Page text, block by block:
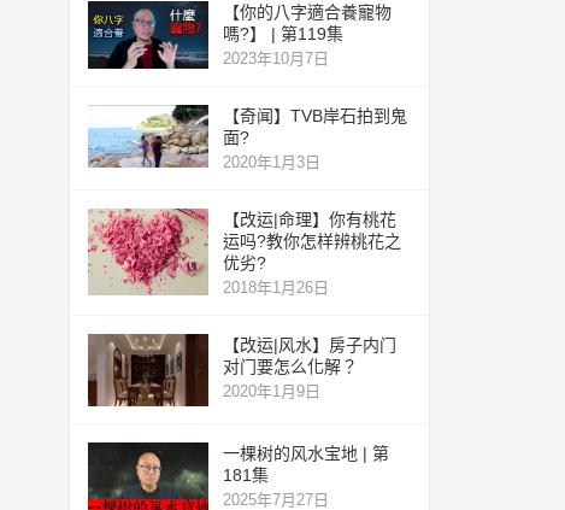
【你的八字適合養寵物
嗎?】 | 第119集
2023年10月7日
【奇闻】TVB岸石拍到鬼
面?
2020年1月3日
【改运|命理】你有桃花
运吗?教你怎样辨桃花之
优劣?
2018年1月26日
【改运|风水】房子内门
对门要怎么化解？
2020年1月9日
一棵树的风水宝地 | 第
181集
2025年7月27日